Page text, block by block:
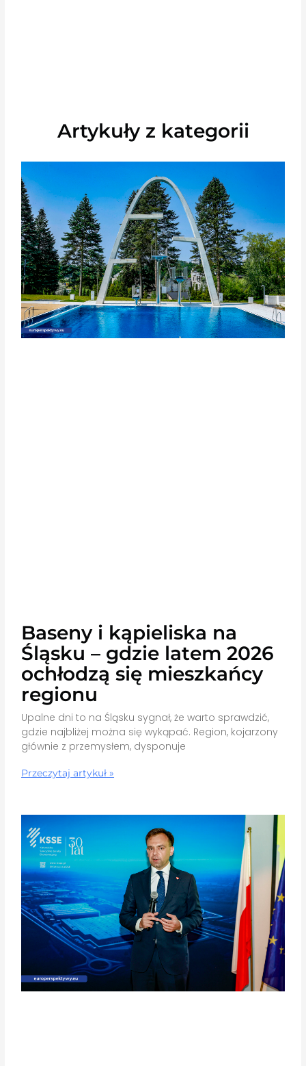
Artykuły z kategorii
Baseny i kąpieliska na
Śląsku – gdzie latem 2026
ochłodzą się mieszkańcy
regionu
Upalne dni to na Śląsku sygnał, że warto sprawdzić,
gdzie najbliżej można się wykąpać. Region, kojarzony
głównie z przemysłem, dysponuje
Przeczytaj artykuł »